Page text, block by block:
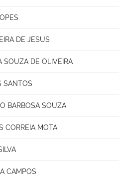
DE JESUS
SOUZA DE OLIVEIRA
SANTOS
BARBOSA SOUZA
CORREIA MOTA
CAMPOS